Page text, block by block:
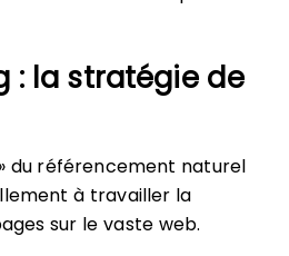
: la stratégie de
du référencement naturel
à travailler la
sur le vaste web.